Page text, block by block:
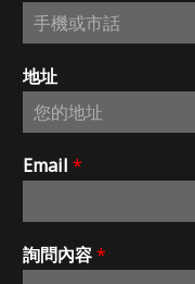
地址
Email *
詢問內容*